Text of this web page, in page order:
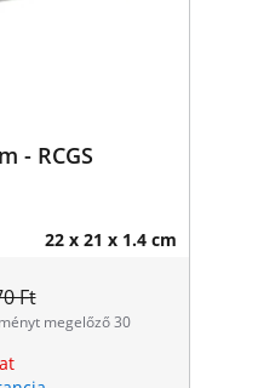
- RCGS
22 x 21 x 1.4 cm
Ft
megelőző 30